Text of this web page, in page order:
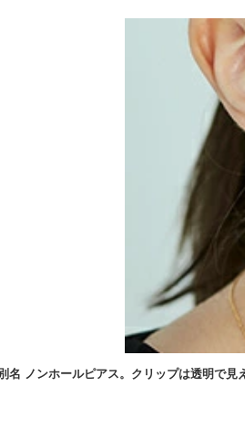
名 ノンホールピアス。クリップは透明で